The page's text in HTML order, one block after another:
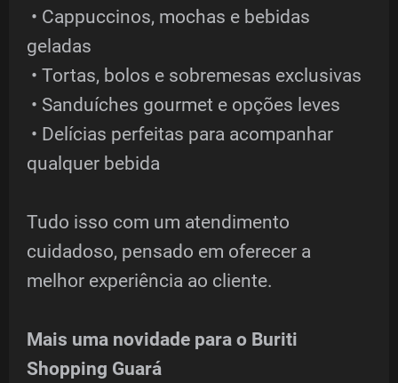
• Cappuccinos, mochas e bebidas
geladas
• Tortas, bolos e sobremesas exclusivas
• Sanduíches gourmet e opções leves
• Delícias perfeitas para acompanhar
qualquer bebida
Tudo isso com um atendimento
cuidadoso, pensado em oferecer a
melhor experiência ao cliente.
Mais uma novidade para o Buriti
Shopping Guará